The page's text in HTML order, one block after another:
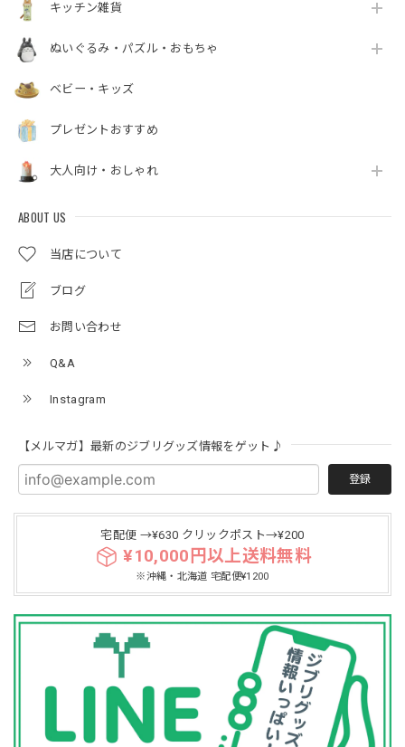
キッチン雑貨
ぬいぐるみ・パズル・おもちゃ
ベビー・キッズ
プレゼントおすすめ
大人向け・おしゃれ
ABOUT US
当店について
ブログ
お問い合わせ
Q&A
Instagram
【メルマガ】最新のジブリグッズ情報をゲット♪
登録
宅配便 →¥630 クリックポスト→¥200
¥10,000円以上送料無料
※沖縄・北海道 宅配便¥1200